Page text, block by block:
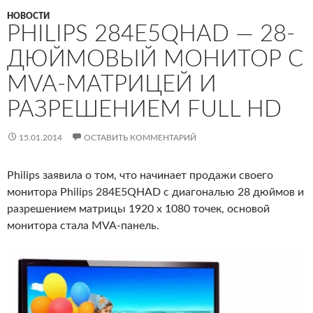
НОВОСТИ
PHILIPS 284E5QHAD — 28-
ДЮЙМОВЫЙ МОНИТОР С
MVA-МАТРИЦЕЙ И
РАЗРЕШЕНИЕМ FULL HD
15.01.2014 ОСТАВИТЬ КОММЕНТАРИЙ
Philips заявила о том, что начинает продажи своего
монитора Philips 284E5QHAD с диагональю 28 дюймов и
разрешением матрицы 1920 x 1080 точек, основой
монитора стала MVA-панель.